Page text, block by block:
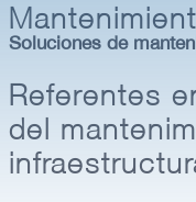
Soluciones de
Referentes
del